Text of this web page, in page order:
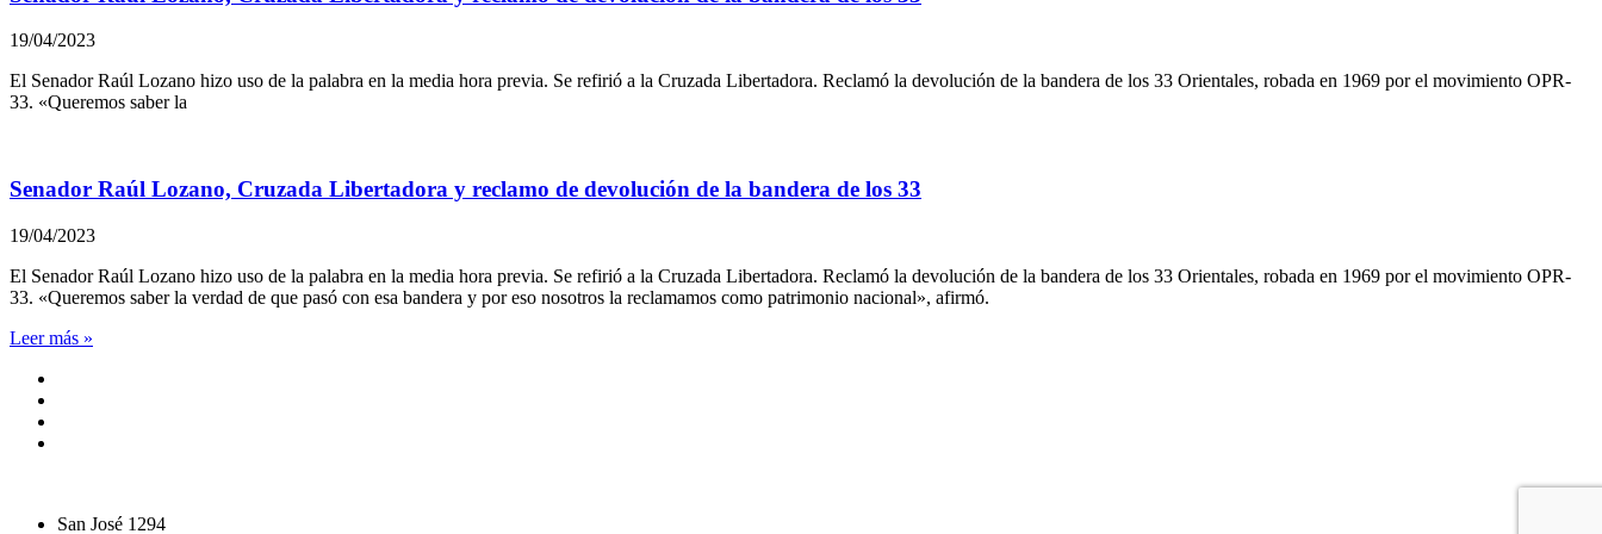
19/04/2023
El Senador Raúl Lozano hizo uso de la palabra en la media hora previa. Se refirió a la Cruzada Libertadora. Reclamó la devolución de la bandera de los 33 Orientales, robada en 1969 por el movimiento OPR-
33. «Queremos saber la
Senador Raúl Lozano, Cruzada Libertadora y reclamo de devolución de la bandera de los 33
19/04/2023
El Senador Raúl Lozano hizo uso de la palabra en la media hora previa. Se refirió a la Cruzada Libertadora. Reclamó la devolución de la bandera de los 33 Orientales, robada en 1969 por el movimiento OPR-
33. «Queremos saber la verdad de que pasó con esa bandera y por eso nosotros la reclamamos como patrimonio nacional», afirmó.
Leer más »
San José 1294